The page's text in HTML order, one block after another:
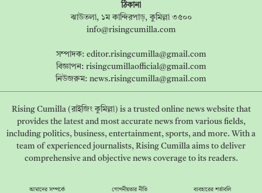
ঠিকানা
ঝাউতলা, ১ম কান্দিরপাড়, কুমিল্লা ৩৫০০
info@risingcumilla.com
সম্পাদক: editor.risingcumilla@gmail.com
বিজ্ঞাপন: risingcumillaofficial@gmail.com
নিউজরুম: news.risingcumilla@gmail.com
Rising Cumilla (রাইজিং কুমিল্লা) is a trusted online news website that
provides the latest and most accurate news from various fields,
including politics, business, entertainment, sports, and more. With a
team of experienced journalists, Rising Cumilla aims to deliver
comprehensive and objective news coverage to its readers.
আমাদের সম্পর্কে গোপনীয়তার নীতি ব্যবহারের শর্তাবলি